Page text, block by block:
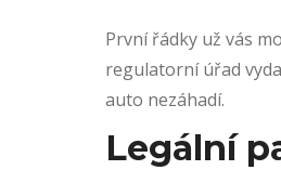
První řádky už vás
regulatorní úřad
auto nezáhadí.
Legální